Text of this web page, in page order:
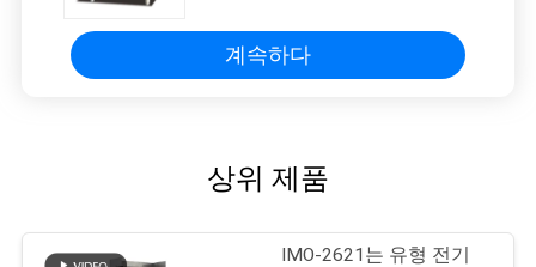
계속하다
상위 제품
IMO-2621는 유형 전기